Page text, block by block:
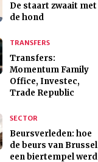
De staart zwaait met
de hond
TRANSFERS
Transfers:
Momentum Family
Office, Investec,
Trade Republic
SECTOR
Beursverleden: hoe
de beurs van Brussel
een biertempel werd